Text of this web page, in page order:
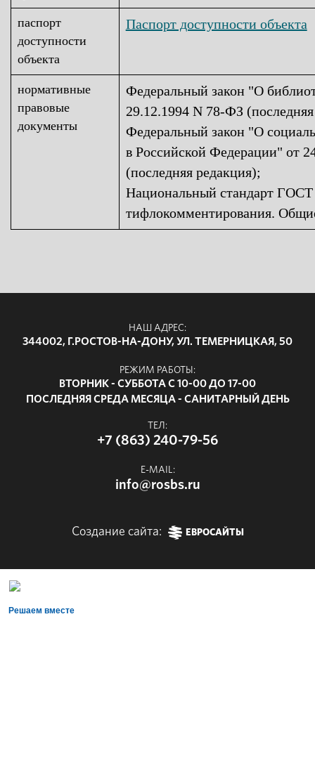
паспорт
доступности
объекта
Паспорт доступности объекта
нормативные
правовые
документы
Федеральный закон "О
29.12.1994 N 78-ФЗ
Федеральный закон "О
в Российской Федерации" от
(последняя редакция);
Национальный стандарт ГОСТ
тифлокомментирования.
НАШ АДРЕС:
344002, Г.РОСТОВ-НА-ДОНУ, УЛ. ТЕМЕРНИЦКАЯ, 50
РЕЖИМ РАБОТЫ:
ВТОРНИК - СУББОТА С 10-00 ДО 17-00
ПОСЛЕДНЯЯ СРЕДА МЕСЯЦА - САНИТАРНЫЙ ДЕНЬ
ТЕЛ:
+7 (863) 240-79-56
E-MAIL:
info@rosbs.ru
Создание сайта: ЕВРОСАЙТЫ
Решаем вместе